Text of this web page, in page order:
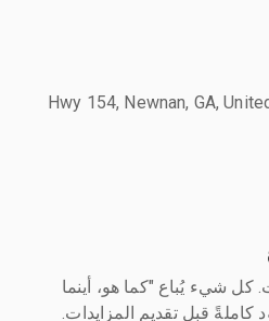
4170 Hwy 154, Newnan, GA,
كل شيء يُباع "كما هو، أينما
كاملةً قبل تقديم المزايدات.